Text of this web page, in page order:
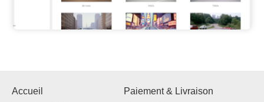
Accueil
Paiement & Livraison